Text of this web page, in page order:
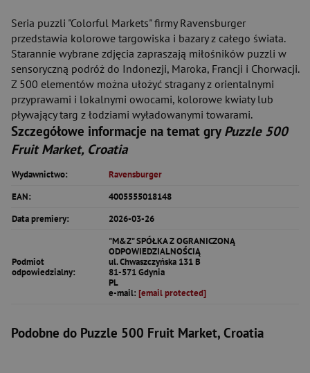
Seria puzzli "Colorful Markets" firmy Ravensburger
przedstawia kolorowe targowiska i bazary z całego świata.
Starannie wybrane zdjęcia zapraszają miłośników puzzli w
sensoryczną podróż do Indonezji, Maroka, Francji i Chorwacji.
Z 500 elementów można ułożyć stragany z orientalnymi
przyprawami i lokalnymi owocami, kolorowe kwiaty lub
pływający targ z łodziami wyładowanymi towarami.
Szczegółowe informacje na temat gry Puzzle 500
Fruit Market, Croatia
Wydawnictwo:
Ravensburger
EAN:
4005555018148
Data premiery:
2026-03-26
Podmiot
odpowiedzialny:
"M&Z" SPÓŁKA Z OGRANICZONĄ
ODPOWIEDZIALNOŚCIĄ
ul. Chwaszczyńska 131 B
81-571 Gdynia
PL
e-mail: [email protected]
Podobne do Puzzle 500 Fruit Market, Croatia